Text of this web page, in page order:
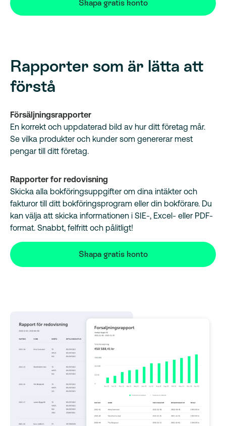
Skapa gratis konto
Rapporter som är lätta att
förstå
Försäljningsrapporter
En korrekt och uppdaterad bild av hur ditt företag mår.
Se vilka produkter och kunder som genererar mest
pengar till ditt företag.
Rapporter for redovisning
Skicka alla bokföringsuppgifter om dina intäkter och
fakturor till ditt bokföringsprogram eller din bokförare. Du
kan välja att skicka informationen i SIE-, Excel- eller PDF-
format. Snabbt, felfritt och pålitligt!
Skapa gratis konto